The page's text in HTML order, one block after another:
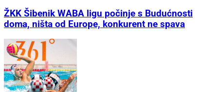
ŽKK Šibenik WABA ligu počinje s Budućnosti
doma, ništa od Europe, konkurent ne spava